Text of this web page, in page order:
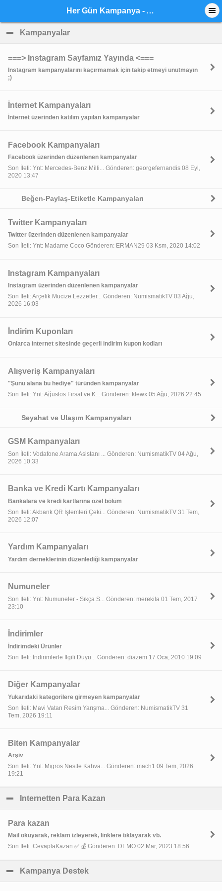
Her Gün Kampanya - Anasayfa
Kampanyalar
===> Instagram Sayfamız Yayında <===
Instagram kampanyalarını kaçırmamak için takip etmeyi unutmayın
;)
İnternet Kampanyaları
İnternet üzerinden katılım yapılan kampanyalar
Facebook Kampanyaları
Facebook üzerinden düzenlenen kampanyalar
Son İleti: Ynt: Mercedes-Benz Milli... Gönderen: georgefernandis 08 Eyl,
2020 13:47
Beğen-Paylaş-Etiketle Kampanyaları
Twitter Kampanyaları
Twitter üzerinden düzenlenen kampanyalar
Son İleti: Ynt: Madame Coco Gönderen: ERMAN29 03 Ksm, 2020 14:02
Instagram Kampanyaları
Instagram üzerinden düzenlenen kampanyalar
Son İleti: Arçelik Mucize Lezzetler... Gönderen: NumismatikTV 03 Ağu,
2026 16:03
İndirim Kuponları
Onlarca internet sitesinde geçerli indirim kupon kodları
Alışveriş Kampanyaları
"Şunu alana bu hediye" türünden kampanyalar
Son İleti: Ynt: Ağustos Fırsat ve K... Gönderen: klewx 05 Ağu, 2026 22:45
Seyahat ve Ulaşım Kampanyaları
GSM Kampanyaları
Son İleti: Vodafone Arama Asistanı ... Gönderen: NumismatikTV 04 Ağu,
2026 10:33
Banka ve Kredi Kartı Kampanyaları
Bankalara ve kredi kartlarına özel bölüm
Son İleti: Akbank QR İşlemleri Çeki... Gönderen: NumismatikTV 31 Tem,
2026 12:07
Yardım Kampanyaları
Yardım derneklerinin düzenlediği kampanyalar
Numuneler
Son İleti: Ynt: Numuneler - Sıkça S... Gönderen: merekila 01 Tem, 2017
23:10
İndirimler
İndirimdeki Ürünler
Son İleti: İndirimlerle İlgili Duyu... Gönderen: diazem 17 Oca, 2010 19:09
Diğer Kampanyalar
Yukarıdaki kategorilere girmeyen kampanyalar
Son İleti: Mavi Vatan Resim Yarışma... Gönderen: NumismatikTV 31
Tem, 2026 19:11
Biten Kampanyalar
Arşiv
Son İleti: Ynt: Migros Nestle Kahva... Gönderen: mach1 09 Tem, 2026
19:21
Internetten Para Kazan
Para kazan
Mail okuyarak, reklam izleyerek, linklere tıklayarak vb.
Son İleti: CevaplaKazan ✅ 💰 Gönderen: DEMO 02 Mar, 2023 18:56
Kampanya Destek